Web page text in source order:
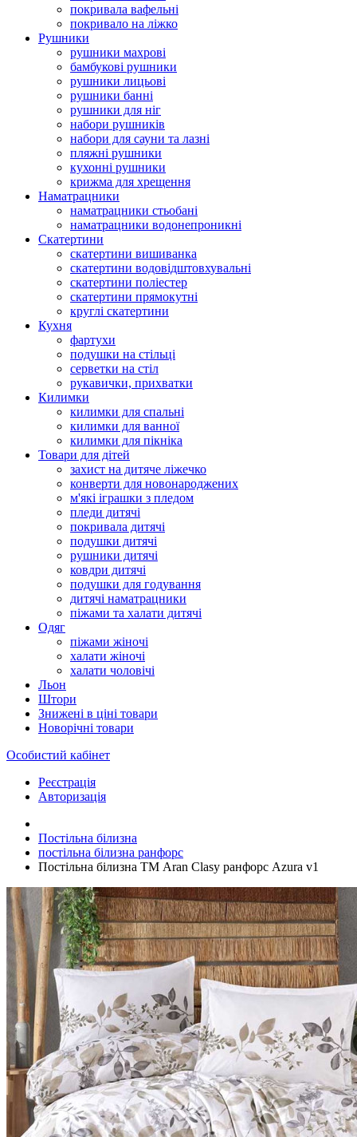
покривала вафельні
покривало на ліжко
Рушники
рушники махрові
бамбукові рушники
рушники лицьові
рушники банні
рушники для ніг
набори рушників
набори для сауни та лазні
пляжні рушники
кухонні рушники
крижма для хрещення
Наматрацники
наматрацники стьобані
наматрацники водонепроникні
Скатертини
скатертини вишиванка
скатертини водовідштовхувальні
скатертини поліестер
скатертини прямокутні
круглі скатертини
Кухня
фартухи
подушки на стільці
серветки на стіл
рукавички, прихватки
Килимки
килимки для спальні
килимки для ванної
килимки для пікніка
Товари для дітей
захист на дитяче ліжечко
конверти для новонароджених
м'які іграшки з пледом
пледи дитячі
покривала дитячі
подушки дитячі
рушники дитячі
ковдри дитячі
подушки для годування
дитячі наматрацники
піжами та халати дитячі
Одяг
піжами жіночі
халати жіночі
халати чоловічі
Льон
Штори
Знижені в ціні товари
Новорічні товари
Особистий кабінет
Реєстрація
Авторизація
Постільна білизна
постільна білизна ранфорс
Постільна білизна ТМ Aran Clasy ранфорс Azura v1